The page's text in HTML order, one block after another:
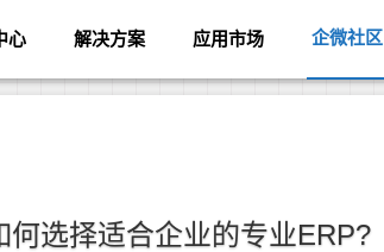
心 解决方案 应用市场 企微社区
何选择适合企业的专业ERP?